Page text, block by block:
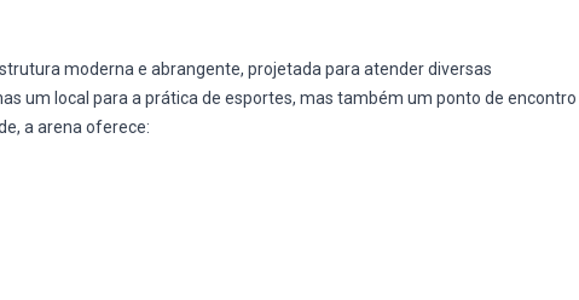
moderna e abrangente, projetada para atender diversas
um local para a prática de esportes, mas também um ponto de encontro
a arena oferece: